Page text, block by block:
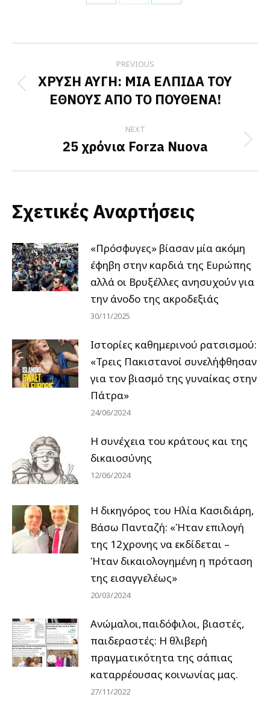
Share
Facebook
Share
X
Share
LinkedIn
navigation
PREVIOUS
Previous
post:
ΧΡΥΣΗ ΑΥΓΗ: ΜΙΑ ΕΛΠΙΔΑ ΤΟΥ
ΕΘΝΟΥΣ ΑΠΟ ΤΟ ΠΟΥΘΕΝΑ!
NEXT
Next
25 χρόνια Forza Nuova
Σχετικές Αναρτήσεις
«Πρόσφυγες» βίασαν μία ακόμη
έφηβη στην καρδιά της Ευρώπης
αλλά οι Βρυξέλλες ανησυχούν για
την άνοδο της ακροδεξιάς
30/11/2025
Ιστορίες καθημερινού ρατσισμού:
«Τρεις Πακιστανοί συνελήφθησαν
για τον βιασμό της γυναίκας στην
Πάτρα»
24/06/2024
Η συνέχεια του κράτους και της
δικαιοσύνης
12/06/2024
Η δικηγόρος του Ηλία Κασιδιάρη,
Βάσω Πανταζή: «Ήταν επιλογή
της 12χρονης να εκδίδεται –
Ήταν δικαιολογημένη η πρόταση
της εισαγγελέως»
20/03/2024
Ανώμαλοι,παιδόφιλοι, βιαστές,
παιδεραστές: Η θλιβερή
πραγματικότητα της σάπιας
καταρρέουσας κοινωνίας μας.
27/11/2022